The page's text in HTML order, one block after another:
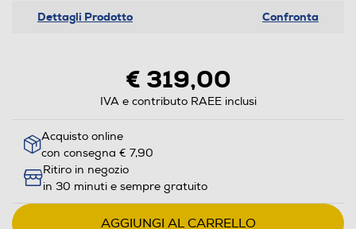
Dettagli Prodotto Confronta
€ 319,00
IVA e contributo RAEE inclusi
Acquisto online
con consegna € 7,90
Ritiro in negozio
in 30 minuti e sempre gratuito
AGGIUNGI AL CARRELLO